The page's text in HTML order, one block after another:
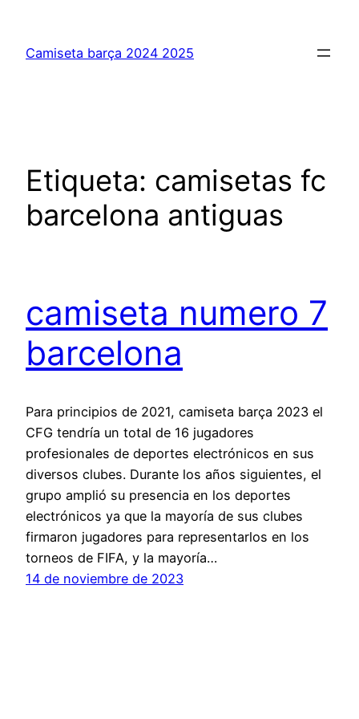
contenido
Camiseta barça 2024 2025
Etiqueta: camisetas fc
barcelona antiguas
camiseta numero 7
barcelona
Para principios de 2021, camiseta barça 2023 el
CFG tendría un total de 16 jugadores
profesionales de deportes electrónicos en sus
diversos clubes. Durante los años siguientes, el
grupo amplió su presencia en los deportes
electrónicos ya que la mayoría de sus clubes
firmaron jugadores para representarlos en los
torneos de FIFA, y la mayoría…
14 de noviembre de 2023